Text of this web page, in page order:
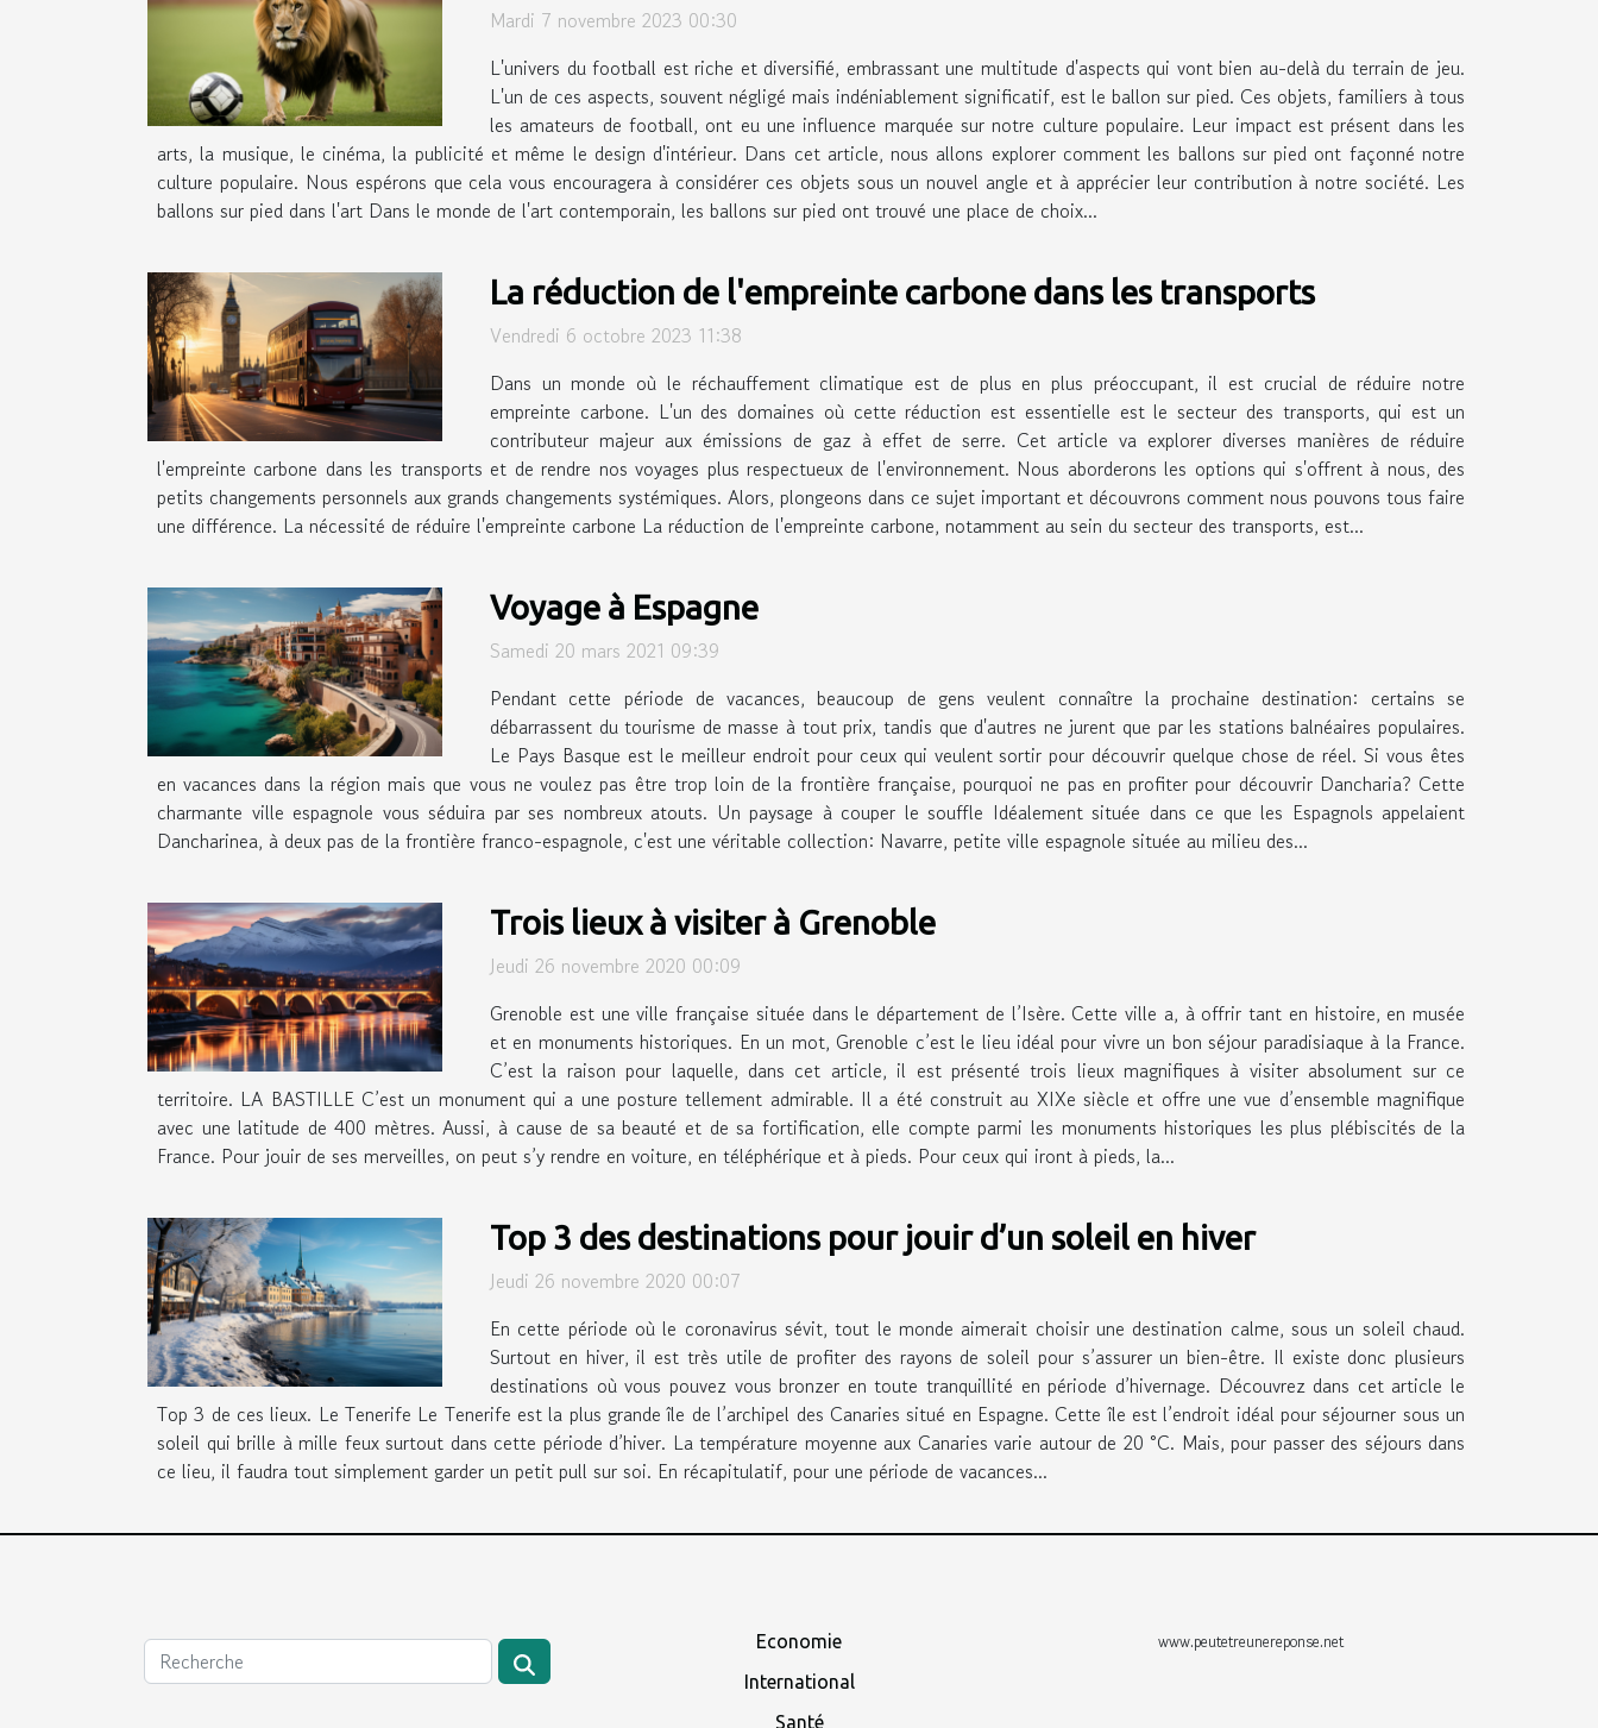
Mardi 7 novembre 2023 00:30
L'univers du football est riche et diversifié, embrassant une multitude d'aspects qui vont bien au-delà du terrain de jeu.
L'un de ces aspects, souvent négligé mais indéniablement significatif, est le ballon sur pied. Ces objets, familiers à tous
les amateurs de football, ont eu une influence marquée sur notre culture populaire. Leur impact est présent dans les
arts, la musique, le cinéma, la publicité et même le design d'intérieur. Dans cet article, nous allons explorer comment les ballons sur pied ont façonné notre
culture populaire. Nous espérons que cela vous encouragera à considérer ces objets sous un nouvel angle et à apprécier leur contribution à notre société. Les
ballons sur pied dans l'art Dans le monde de l'art contemporain, les ballons sur pied ont trouvé une place de choix...
La réduction de l'empreinte carbone dans les transports
Vendredi 6 octobre 2023 11:38
Dans un monde où le réchauffement climatique est de plus en plus préoccupant, il est crucial de réduire notre
empreinte carbone. L'un des domaines où cette réduction est essentielle est le secteur des transports, qui est un
contributeur majeur aux émissions de gaz à effet de serre. Cet article va explorer diverses manières de réduire
l'empreinte carbone dans les transports et de rendre nos voyages plus respectueux de l'environnement. Nous aborderons les options qui s'offrent à nous, des
petits changements personnels aux grands changements systémiques. Alors, plongeons dans ce sujet important et découvrons comment nous pouvons tous faire
une différence. La nécessité de réduire l'empreinte carbone La réduction de l'empreinte carbone, notamment au sein du secteur des transports, est...
Voyage à Espagne
Samedi 20 mars 2021 09:39
Pendant cette période de vacances, beaucoup de gens veulent connaître la prochaine destination: certains se
débarrassent du tourisme de masse à tout prix, tandis que d'autres ne jurent que par les stations balnéaires populaires.
Le Pays Basque est le meilleur endroit pour ceux qui veulent sortir pour découvrir quelque chose de réel. Si vous êtes
en vacances dans la région mais que vous ne voulez pas être trop loin de la frontière française, pourquoi ne pas en profiter pour découvrir Dancharia? Cette
charmante ville espagnole vous séduira par ses nombreux atouts. Un paysage à couper le souffle Idéalement située dans ce que les Espagnols appelaient
Dancharinea, à deux pas de la frontière franco-espagnole, c'est une véritable collection: Navarre, petite ville espagnole située au milieu des...
Trois lieux à visiter à Grenoble
Jeudi 26 novembre 2020 00:09
Grenoble est une ville française située dans le département de l’Isère. Cette ville a, à offrir tant en histoire, en musée
et en monuments historiques. En un mot, Grenoble c’est le lieu idéal pour vivre un bon séjour paradisiaque à la France.
C’est la raison pour laquelle, dans cet article, il est présenté trois lieux magnifiques à visiter absolument sur ce
territoire. LA BASTILLE C’est un monument qui a une posture tellement admirable. Il a été construit au XIXe siècle et offre une vue d’ensemble magnifique
avec une latitude de 400 mètres. Aussi, à cause de sa beauté et de sa fortification, elle compte parmi les monuments historiques les plus plébiscités de la
France. Pour jouir de ses merveilles, on peut s’y rendre en voiture, en téléphérique et à pieds. Pour ceux qui iront à pieds, la...
Top 3 des destinations pour jouir d’un soleil en hiver
Jeudi 26 novembre 2020 00:07
En cette période où le coronavirus sévit, tout le monde aimerait choisir une destination calme, sous un soleil chaud.
Surtout en hiver, il est très utile de profiter des rayons de soleil pour s’assurer un bien-être. Il existe donc plusieurs
destinations où vous pouvez vous bronzer en toute tranquillité en période d’hivernage. Découvrez dans cet article le
Top 3 de ces lieux. Le Tenerife Le Tenerife est la plus grande île de l’archipel des Canaries situé en Espagne. Cette île est l’endroit idéal pour séjourner sous un
soleil qui brille à mille feux surtout dans cette période d’hiver. La température moyenne aux Canaries varie autour de 20 °C. Mais, pour passer des séjours dans
ce lieu, il faudra tout simplement garder un petit pull sur soi. En récapitulatif, pour une période de vacances...
Economie
International
Santé
www.peutetreunereponse.net